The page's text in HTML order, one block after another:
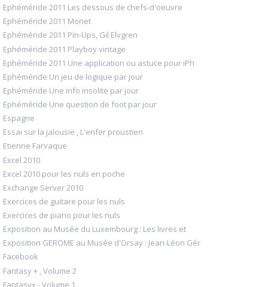
Ephéméride 2011 Les dessous de chefs-d'oeuvre
Ephéméride 2011 Monet
Ephéméride 2011 Pin-Ups, Gil Elvgren
Ephéméride 2011 Playboy vintage
Ephéméride 2011 Une application ou astuce pour iPh
Ephéméride Un jeu de logique par jour
Ephéméride Une info insolite par jour
Ephéméride Une question de foot par jour
Espagne
Essai sur la jalousie , L'enfer proustien
Etienne Farvaque
Excel 2010
Excel 2010 pour les nuls en poche
Exchange Server 2010
Exercices de guitare pour les nuls
Exercices de piano pour les nuls
Exposition au Musée du Luxembourg : Les livres et
Exposition GEROME au Musée d'Orsay : Jean-Léon Gér
Facebook
Fantasy + , Volume 2
Fantasy+ - Volume 1